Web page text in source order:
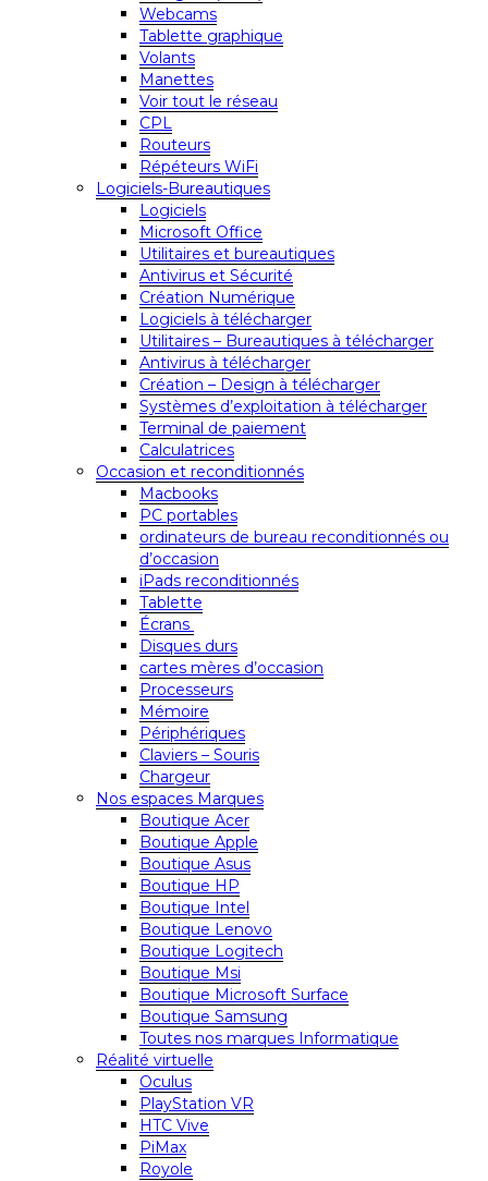
Webcams
Tablette graphique
Volants
Manettes
Voir tout le réseau
CPL
Routeurs
Répéteurs WiFi
Logiciels-Bureautiques
Logiciels
Microsoft Office
Utilitaires et bureautiques
Antivirus et Sécurité
Création Numérique
Logiciels à télécharger
Utilitaires – Bureautiques à télécharger
Antivirus à télécharger
Création – Design à télécharger
Systèmes d’exploitation à télécharger
Terminal de paiement
Calculatrices
Occasion et reconditionnés
Macbooks
PC portables
ordinateurs de bureau reconditionnés ou
d’occasion
iPads reconditionnés
Tablette
Écrans
Disques durs
cartes mères d’occasion
Processeurs
Mémoire
Périphériques
Claviers – Souris
Chargeur
Nos espaces Marques
Boutique Acer
Boutique Apple
Boutique Asus
Boutique HP
Boutique Intel
Boutique Lenovo
Boutique Logitech
Boutique Msi
Boutique Microsoft Surface
Boutique Samsung
Toutes nos marques Informatique
Réalité virtuelle
Oculus
PlayStation VR
HTC Vive
PiMax
Royole